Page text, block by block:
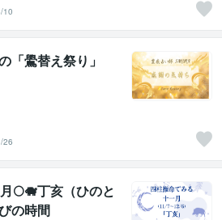
10
「鷽替え祭り」
26
🌕🐗丁亥（ひのと
の時間